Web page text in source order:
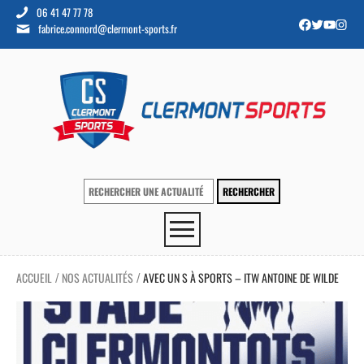
06 41 47 77 78
fabrice.connord@clermont-sports.fr
ACCUEIL / NOS ACTUALITÉS /AVEC UN S À SPORTS – ITW ANTOINE DE WILDE